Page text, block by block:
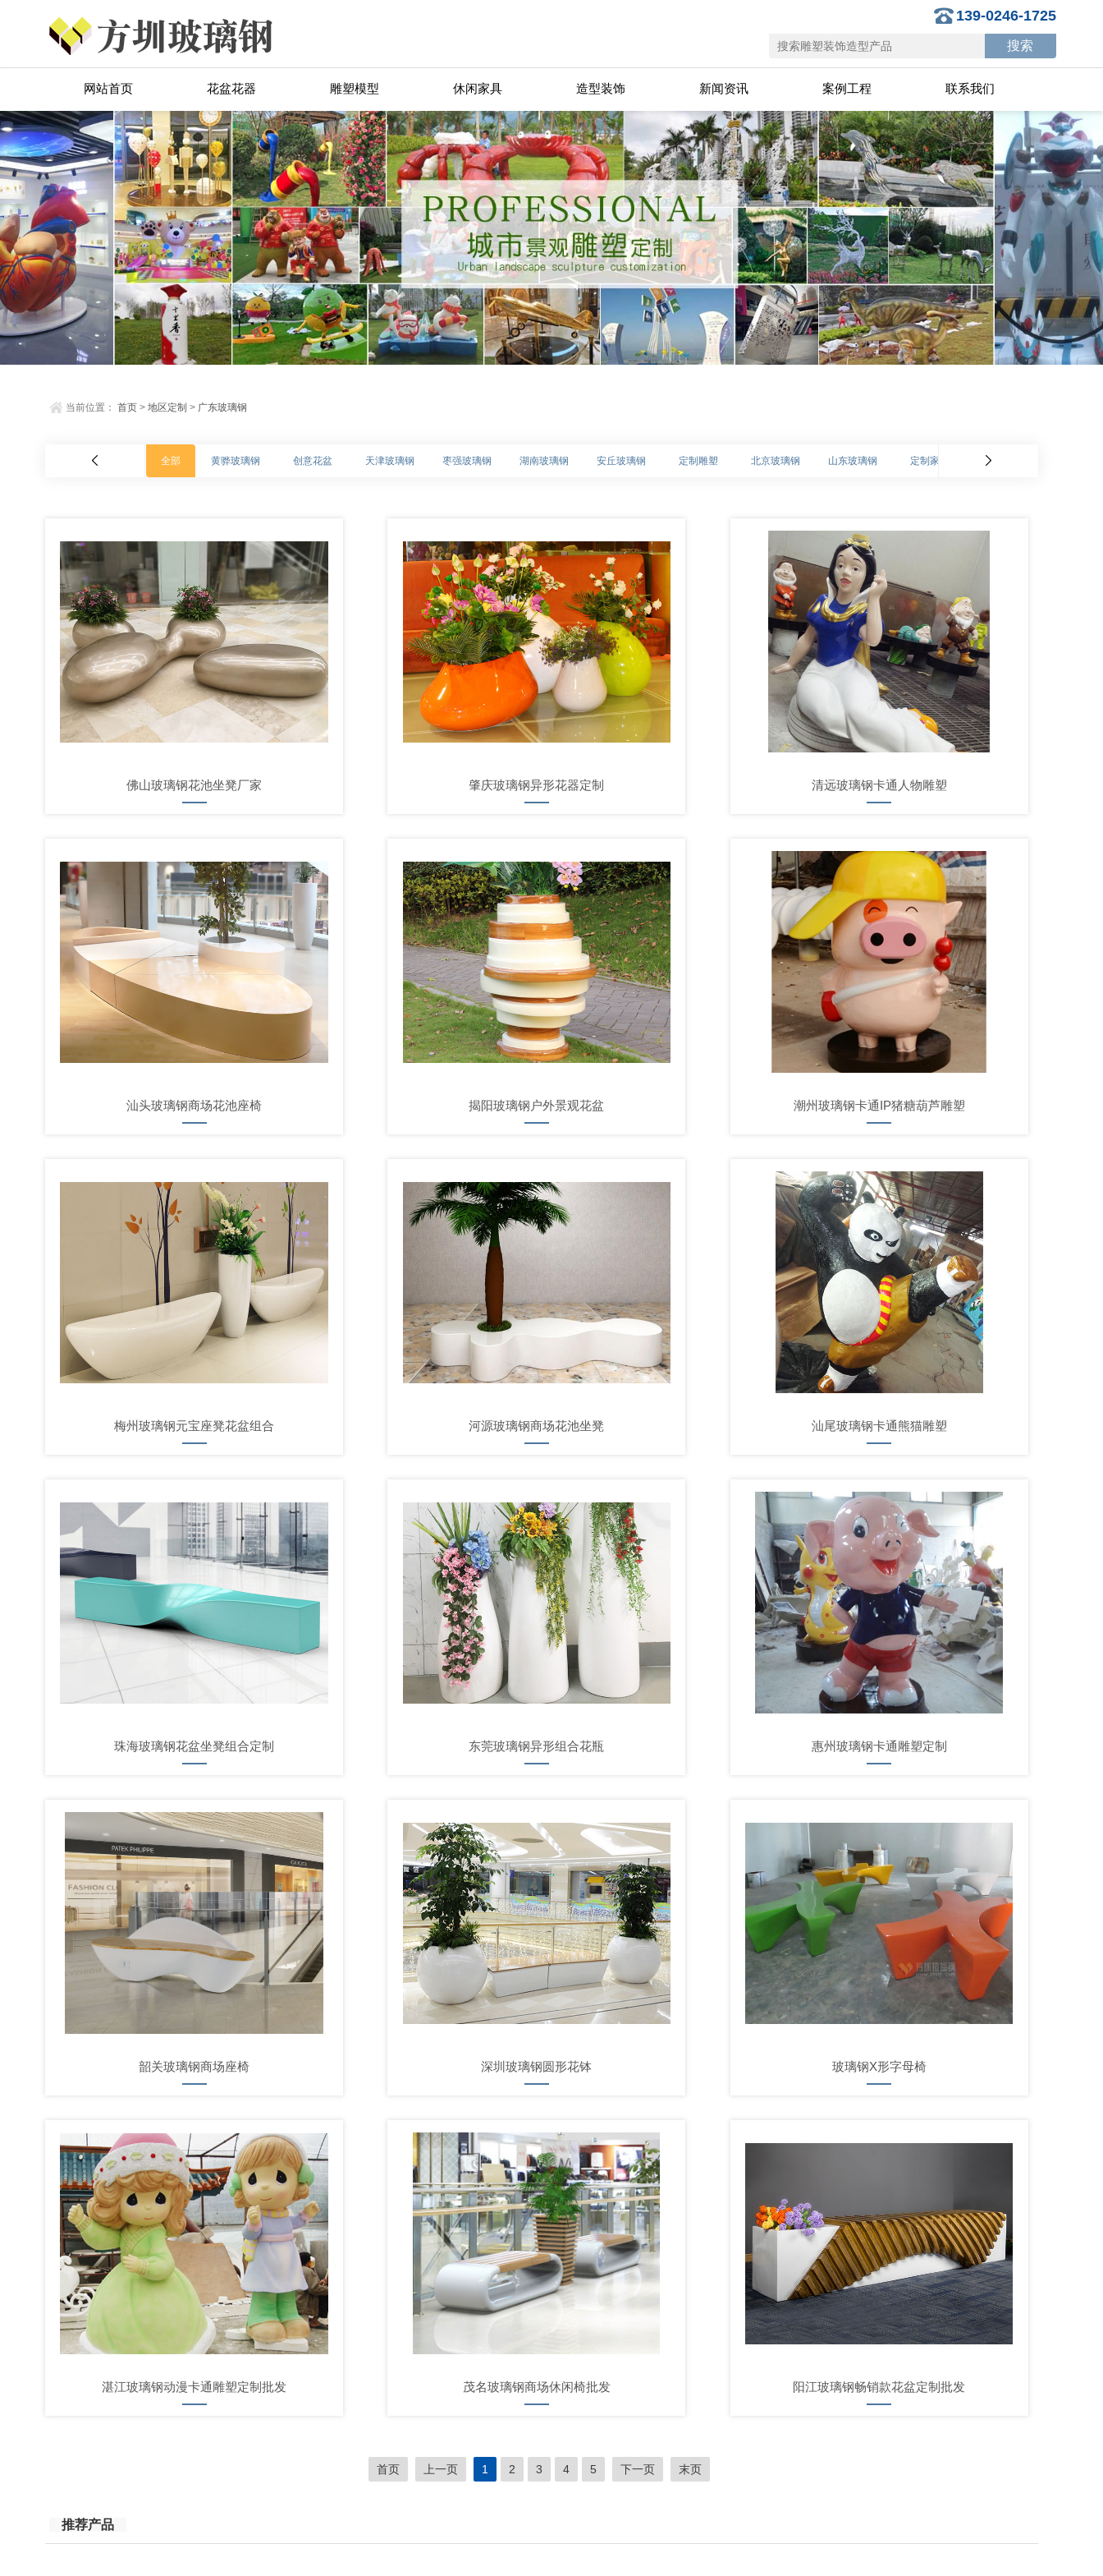
139-0246-1725
网站首页 花盆花器 雕塑模型 休闲家具 造型装饰 新闻资讯 案例工程 联系我们
当前位置：首页 >地区定制 > 广东玻璃钢
全部 黄骅玻璃钢 创意花盆 天津玻璃钢 枣强玻璃钢 湖南玻璃钢 安丘玻璃钢 定制雕塑 北京玻璃钢 山东玻璃钢 定制家具 广东玻璃钢
佛山玻璃钢花池坐凳厂家 肇庆玻璃钢异形花器定制 清远玻璃钢卡通人物雕塑
汕头玻璃钢商场花池座椅 揭阳玻璃钢户外景观花盆 潮州玻璃钢卡通IP猪糖葫芦雕塑
梅州玻璃钢元宝座凳花盆组合 河源玻璃钢商场花池坐凳 汕尾玻璃钢卡通熊猫雕塑
珠海玻璃钢花盆坐凳组合定制 东莞玻璃钢异形组合花瓶 惠州玻璃钢卡通雕塑定制
韶关玻璃钢商场座椅 深圳玻璃钢圆形花钵 玻璃钢X形字母椅
湛江玻璃钢动漫卡通雕塑定制批发 茂名玻璃钢商场休闲椅批发 阳江玻璃钢畅销款花盆定制批发
首页 上一页 1 2 3 4 5 下一页 末页
推荐产品